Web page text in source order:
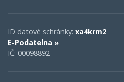
ID datové schránky: xa4krm2
E-Podatelna »
IČ: 00098892